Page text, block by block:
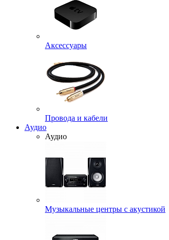
Аксессуары
Провода и кабели
Аудио
Аудио
Музыкальные центры с акустикой